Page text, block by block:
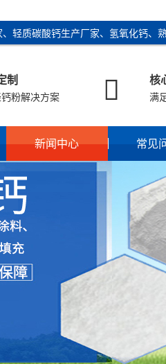
轻质碳酸钙生产厂家、氢氧化钙、
制
粉解决方案  核
满
新闻中心 常见